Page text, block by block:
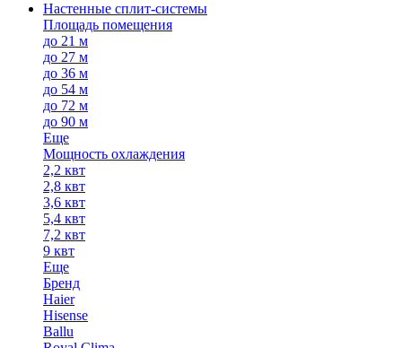
Настенные сплит-системы
Площадь помещения
до 21 м
до 27 м
до 36 м
до 54 м
до 72 м
до 90 м
Еще
Мощность охлаждения
2,2 квт
2,8 квт
3,6 квт
5,4 квт
7,2 квт
9 квт
Еще
Бренд
Haier
Hisense
Ballu